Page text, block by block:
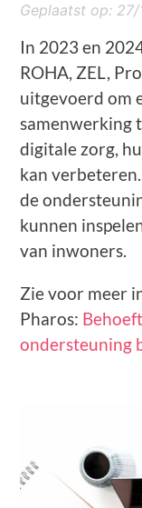
Geplaatst op:27/
In 2023 en
ROHA, ZEL,
uitgevoerd om
samenwerking
digitale zorg,
kan
de
kunnen
van inwoners.
Zie voor meer
Pharos:
ondersteuning